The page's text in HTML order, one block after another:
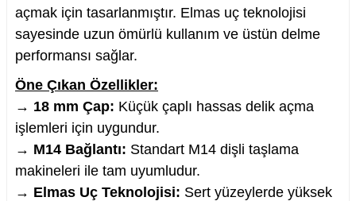
açmak için tasarlanmıştır. Elmas uç teknolojisi
sayesinde uzun ömürlü kullanım ve üstün delme
performansı sağlar.
Öne Çıkan Özellikler:
→ 18 mm Çap: Küçük çaplı hassas delik açma
işlemleri için uygundur.
→ M14 Bağlantı: Standart M14 dişli taşlama
makineleri ile tam uyumludur.
→ Elmas Uç Teknolojisi: Sert yüzeylerde yüksek